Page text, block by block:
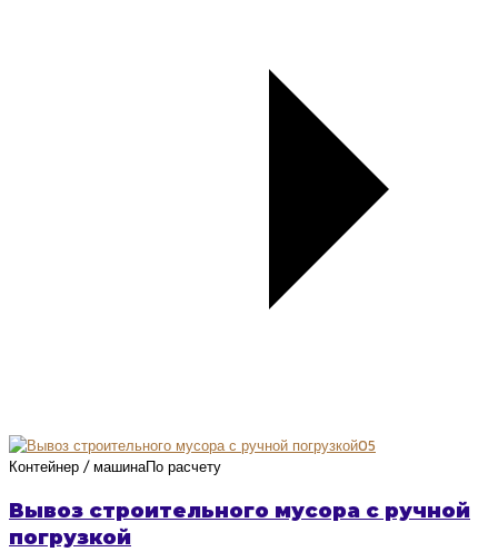
05
Контейнер / машинаПо расчету
Вывоз строительного мусора с ручной
погрузкой